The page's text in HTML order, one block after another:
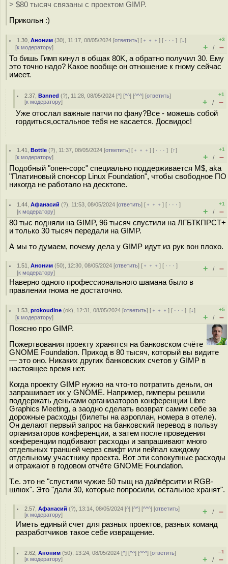
> $80 тысяч связаны с проектом GIMP.
Прикольн :)
1.30 ,Аноним (30), 11:17, 08/05/2024 [ответить] [ ﹢﹢﹢] [ · · ·][↓]
[к модератору]
+3
+ / –
То бишь Гимп кинул в общак 80K, а обратно получил 30. Ему
это точно надо? Какое вообще он отношение к гному сейчас
имеет.
2.37 ,Banned (?), 11:28, 08/05/2024 [^] [^^] [^^^] [ответить]
[к модератору]
+1
+ / –
Уже отослал важные патчи по фану?Все - можешь собой
гордиться,остальное тебя не касается. Досвидос!
1.41 ,Bottle (?), 11:37, 08/05/2024 [ответить] [ ﹢﹢﹢] [ · · ·][↑]
[к модератору]
+1
+ / –
Подобный "опен-сорс" специально поддерживается M$, aka
"Платиновый спонсор Linux Foundation", чтобы свободное ПО
никогда не работало на десктопе.
1.44 ,Афанасий (?), 11:53, 08/05/2024 [ответить] [ ﹢﹢﹢] [ · · ·]
[к модератору]
+1
+ / –
80 тыс подняли на GIMP, 96 тысяч спустили на ЛГБТКПРСТ+
и только 30 тысяч передали на GIMP.
А мы то думаем, почему дела у GIMP идут из рук вон плохо.
1.51 ,Аноним (50), 12:30, 08/05/2024 [ответить] [ ﹢﹢﹢] [ · · ·]
[к модератору] + / –
Наверно одного профессионального шамана было в
правлении гнома не достаточно.
1.53 ,prokoudine (ok), 12:31, 08/05/2024 [ответить] [ ﹢﹢﹢] [ · · ·][↓]
[к модератору]
+5
+ / –
Поясню про GIMP.
Пожертвования проекту хранятся на банковском счёте
GNOME Foundation. Приход в 80 тысяч, который вы видите
— это оно. Никаких других банковских счетов у GIMP в
настоящее время нет.
Когда проекту GIMP нужно на что-то потратить деньги, он
запрашивает их у GNOME. Например, гимперы решили
поддержать деньгами организаторов конференции Libre
Graphics Meeting, а заодно сделать возврат самим себе за
дорожные расходы (билеты на аэроплан, номера в отеле).
Он делают первый запрос на банковский перевод в пользу
организаторов конференции, а затем после проведения
конференции подбивают расходы и запрашивают много
отдельных траншей через свифт или пейпал каждому
отдельному участнику проекта. Вот эти совокупные расходы
и отражают в годовом отчёте GNOME Foundation.
Т.е. это не "спустили чужие 50 тыщ на дайвёрсити и RGB-
шлюх". Это "дали 30, которые попросили, остальное хранят".
2.57 ,Афанасий (?), 13:14, 08/05/2024 [^] [^^] [^^^] [ответить]
[к модератору] + / –
Иметь единый счет для разных проектов, разных команд
разработчиков такое себе извращение.
2.62 ,Аноним (50), 13:24, 08/05/2024 [^] [^^] [^^^] [ответить]
[к модератору]
–1
+ / –